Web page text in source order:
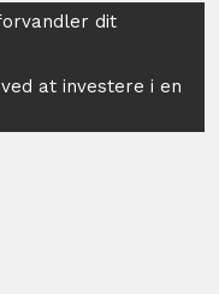
dit
at investere i en